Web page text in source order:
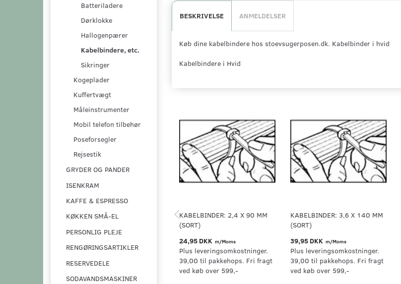
Batteriladere
Dørklokke
Hallogenpærer
Kabelbindere, etc.
Sikringer
Kogeplader
Kuffertvægt
Måleinstrumenter
Mobil telefon tilbehør
Poseforsegler
Rejsestik
GRYDER OG PANDER
ISENKRAM
KAFFE & ESPRESSO
KØKKEN SMÅ-EL
PERSONLIG PLEJE
RENGØRINGSARTIKLER
RESERVEDELE
SODAVANDSMASKINER
BESKRIVELSE ANMELDELSER
Køb dine kabelbindere hos stoevsugerposen.dk. Kabelbinder i hvid
Kabelbindere i Hvid
KABELBINDER: 2,4 X 90 MM
(SORT)
24,95 DKK m/Moms
Plus leveringsomkostninger.
39,00 til pakkehops. Fri fragt
ved køb over 599,-
KABELBINDER: 3,6 X 140 MM
(SORT)
39,95 DKK m/Moms
Plus leveringsomkostninger.
39,00 til pakkehops. Fri fragt
ved køb over 599,-